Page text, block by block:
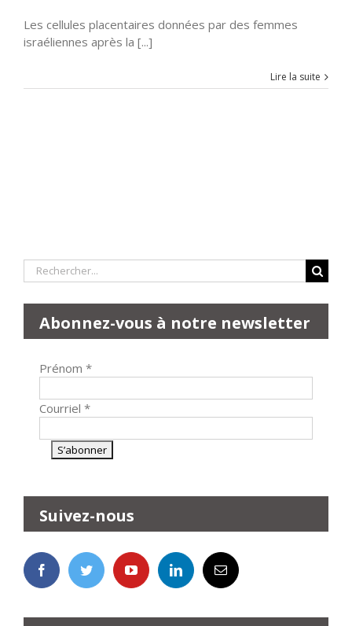
Les cellules placentaires données par des femmes
israéliennes après la [...]
Lire la suite
Rechercher:
Abonnez-vous à notre newsletter
Prénom *
Courriel *
Suivez-nous